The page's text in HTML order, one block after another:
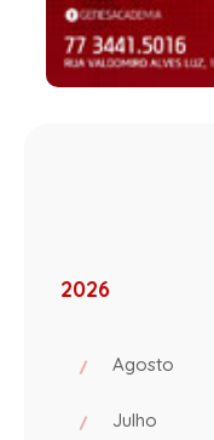
2026
Agosto
Julho